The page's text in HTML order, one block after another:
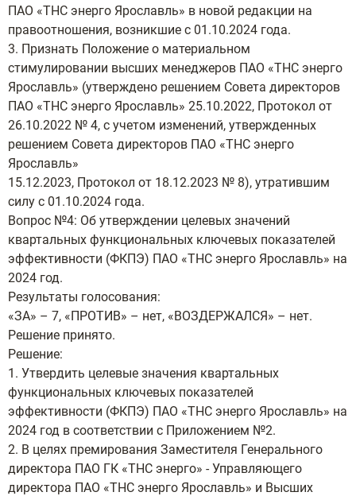
ПАО «ТНС энерго Ярославль» в новой редакции на
правоотношения, возникшие с 01.10.2024 года.
3. Признать Положение о материальном
стимулировании высших менеджеров ПАО «ТНС энерго
Ярославль» (утверждено решением Совета директоров
ПАО «ТНС энерго Ярославль» 25.10.2022, Протокол от
26.10.2022 № 4, с учетом изменений, утвержденных
решением Совета директоров ПАО «ТНС энерго
Ярославль»
15.12.2023, Протокол от 18.12.2023 № 8), утратившим
силу с 01.10.2024 года.
Вопрос №4: Об утверждении целевых значений
квартальных функциональных ключевых показателей
эффективности (ФКПЭ) ПАО «ТНС энерго Ярославль» на
2024 год.
Результаты голосования:
«ЗА» – 7, «ПРОТИВ» – нет, «ВОЗДЕРЖАЛСЯ» – нет.
Решение принято.
Решение:
1. Утвердить целевые значения квартальных
функциональных ключевых показателей
эффективности (ФКПЭ) ПАО «ТНС энерго Ярославль» на
2024 год в соответствии с Приложением №2.
2. В целях премирования Заместителя Генерального
директора ПАО ГК «ТНС энерго» - Управляющего
директора ПАО «ТНС энерго Ярославль» и Высших